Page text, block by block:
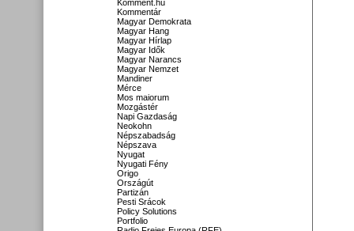
Komment.hu
Kommentár
Magyar Demokrata
Magyar Hang
Magyar Hírlap
Magyar Idők
Magyar Narancs
Magyar Nemzet
Mandiner
Mérce
Mos maiorum
Mozgástér
Napi Gazdaság
Neokohn
Népszabadság
Népszava
Nyugat
Nyugati Fény
Origo
Országút
Partizán
Pesti Srácok
Policy Solutions
Portfolio